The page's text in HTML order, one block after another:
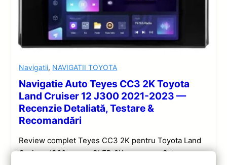
Navigatii, NAVIGATII TOYOTA
Navigatie Auto Teyes CC3 2K Toyota
Land Cruiser 12 J300 2021-2023 —
Recenzie Detaliată, Testare &
Recomandări
Review complet Teyes CC3 2K pentru Toyota Land
Cruiser J300: ecran QLED 2K, procesor Octa-core